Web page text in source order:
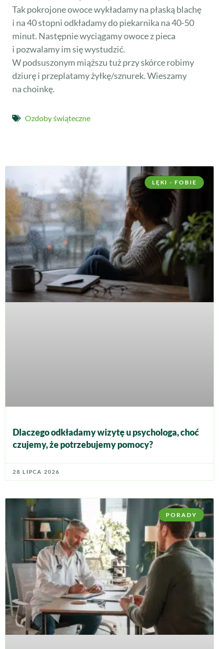
Tak pokrojone owoce wykładamy na płaską blachę
i na 40 stopni odkładamy do piekarnika na 40-50
minut. Następnie wyciągamy owoce z pieca
i pozwalamy im się wystudzić.
W podsuszonym miąższu tuż przy skórce robimy
dziurę i przeplatamy żyłkę/sznurek. Wieszamy
na choinkę.
Ozdoby świąteczne
LĘKI - FOBIE
Dlaczego odkładamy wizytę u psychologa, choć
czujemy, że potrzebujemy pomocy?
28 LIPCA 2026
PORADY